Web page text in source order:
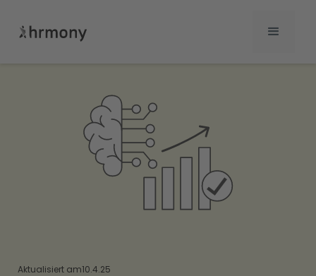
Aktualisiert am10.4.25